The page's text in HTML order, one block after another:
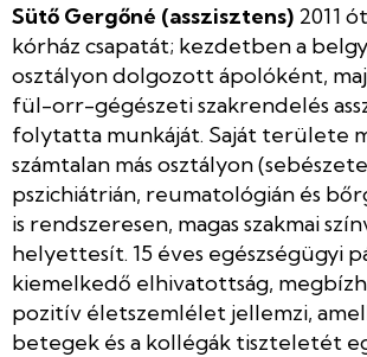
Sütő Gergőné (asszisztens) 2011
kórház csapatát; kezdetben a
osztályon dolgozott ápolóként,
fül-orr-gégészeti szakrendelés
folytatta munkáját. Saját területe
számtalan más osztályon
pszichiátrián, reumatológián és
is rendszeresen, magas szakmai
helyettesít. 15 éves egészségügyi
kiemelkedő elhivatottság,
pozitív életszemlélet jellemzi,
betegek és a kollégák tiszteletét